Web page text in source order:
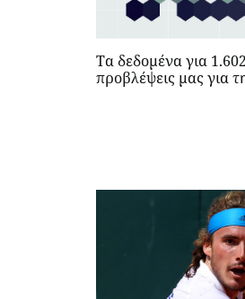
Τα δεδομένα για
προβλέψεις μας για